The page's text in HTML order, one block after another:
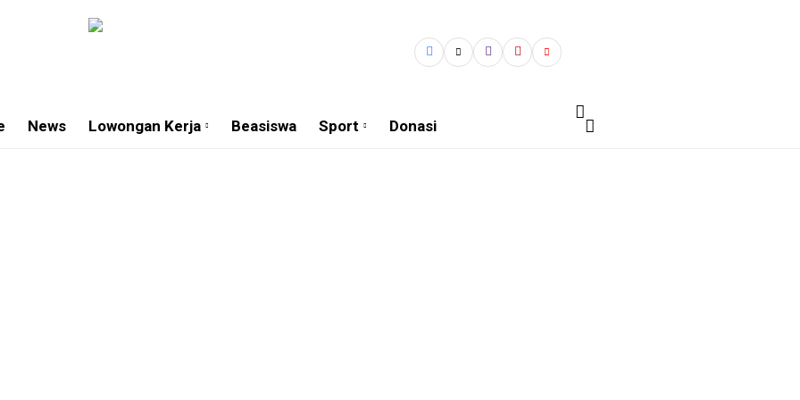
News Lowongan Kerja Beasiswa Sport Donasi